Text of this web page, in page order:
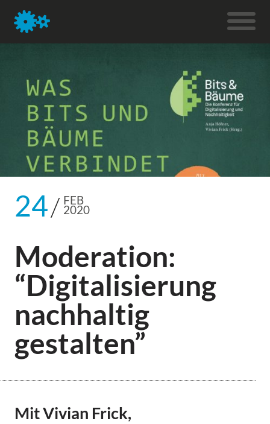
24 FEB
2020
Moderation:
“Digitalisierung
nachhaltig
gestalten”
Mit Vivian Frick,